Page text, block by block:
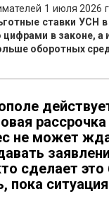
1 июля 2026
ставки УСН
цифрами в законе,
оборотных
не может
сделает
пока